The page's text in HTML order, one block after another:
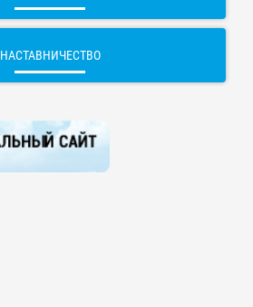
НАСТАВНИЧЕСТВО